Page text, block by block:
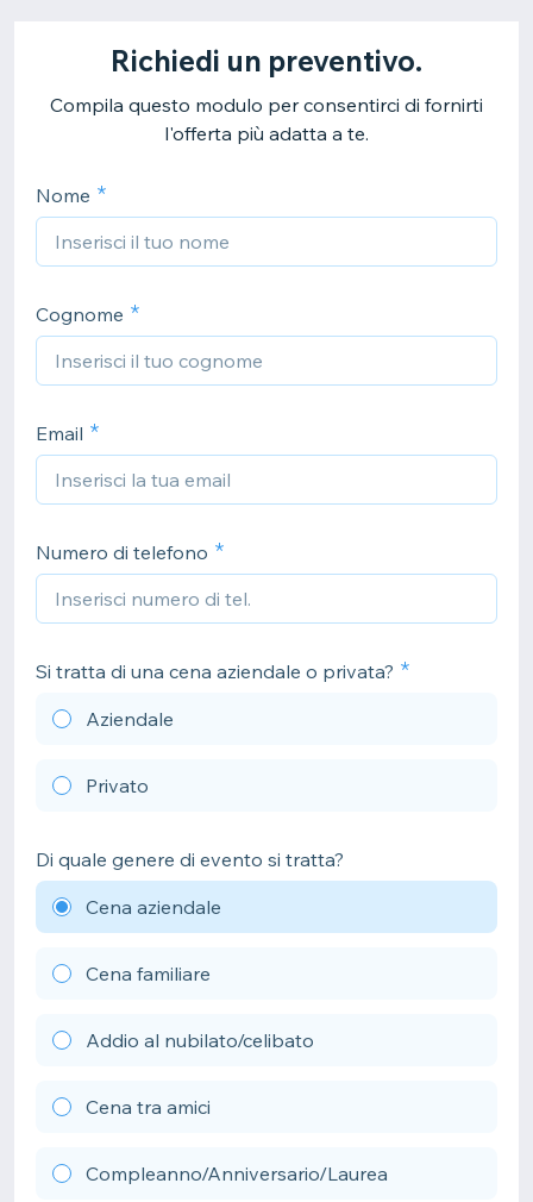
Richiedi un preventivo.
Compila questo modulo per consentirci di fornirti
l'offerta più adatta a te.
Nome
Cognome
Email
Numero di telefono
Si tratta di una cena aziendale o privata?
Aziendale
Privato
Di quale genere di evento si tratta?
Cena aziendale
Cena familiare
Addio al nubilato/celibato
Cena tra amici
Compleanno/Anniversario/Laurea